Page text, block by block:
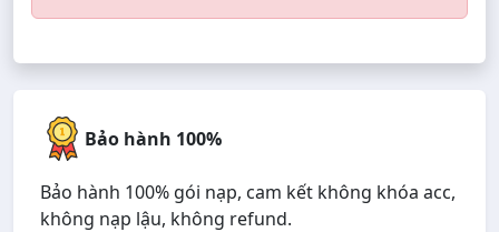
Bảo hành 100%
Bảo hành 100% gói nạp, cam kết không khóa acc,
không nạp lậu, không refund.